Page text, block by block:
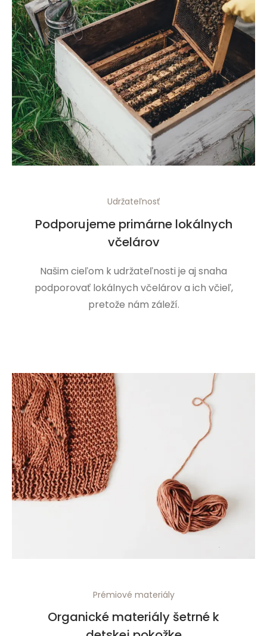
Udržateľnosť
Podporujeme primárne lokálnych
včelárov
Našim cieľom k udržateľnosti je aj snaha
podporovať lokálnych včelárov a ich včieľ,
pretože nám záleží.
Prémiové materiály
Organické materiály šetrné k